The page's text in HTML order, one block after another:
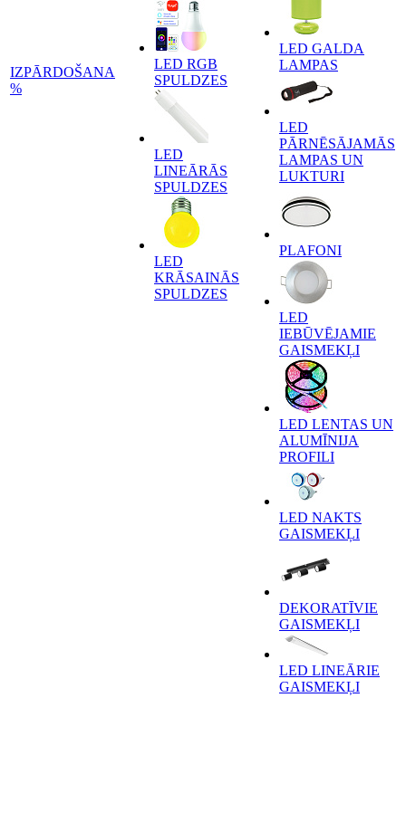
IZPĀRDOŠANA
%
LED RGB
SPULDZES
LED
LINEĀRĀS
SPULDZES
LED
KRĀSAINĀS
SPULDZES
LED GALDA
LAMPAS
LED
PĀRNĒSĀJAMĀS
LAMPAS UN
LUKTURI
PLAFONI
LED
IEBŪVĒJAMIE
GAISMEKĻI
LED LENTAS UN
ALUMĪNIJA
PROFILI
LED NAKTS
GAISMEKĻI
DEKORATĪVIE
GAISMEKĻI
LED LINEĀRIE
GAISMEKĻI